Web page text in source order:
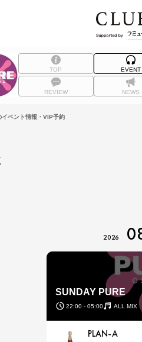
TOP EVENT
REVIEW NEWS
ベント情報・VIP予約
2026
SUNDAY PURE
22:00 - 05:00 ALL MIX
PLAN-A